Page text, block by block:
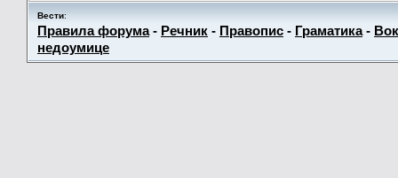
Вести:
Правила форума- Речник - Правопис - Граматика-
недоумице